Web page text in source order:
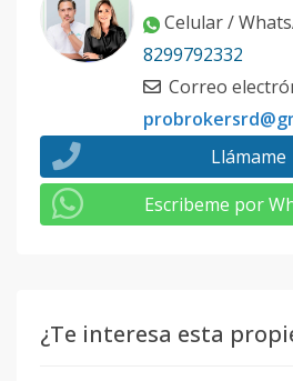
Celular /
8299792332
Correo
Llámame
Escribeme por
¿Te interesa esta